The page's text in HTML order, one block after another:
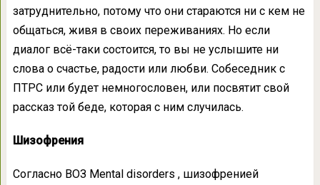
затруднительно, потому что они стараются ни с кем не
общаться, живя в своих переживаниях. Но если
диалог всё-таки состоится, то вы не услышите ни
слова о счастье, радости или любви. Собеседник с
ПТРС или будет немногословен, или посвятит свой
рассказ той беде, которая с ним случилась.
Шизофрения
Согласно ВОЗ Mental disorders , шизофренией